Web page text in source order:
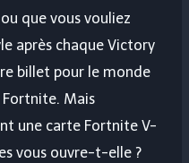
que vous vouliez
après chaque Victory
billet pour le monde
Mais
une carte Fortnite V-
vous ouvre-t-elle ?